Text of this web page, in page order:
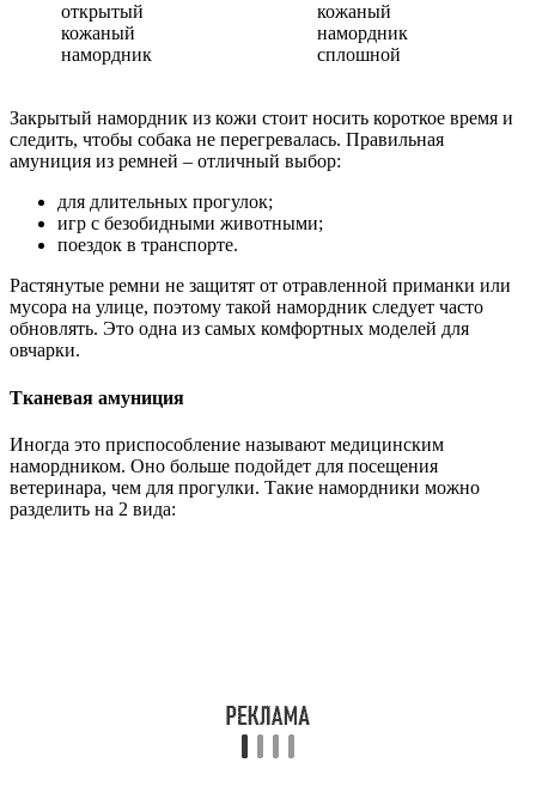
открытый
кожаный
намордник
кожаный
намордник
сплошной
Закрытый намордник из кожи стоит носить короткое время и
следить, чтобы собака не перегревалась. Правильная
амуниция из ремней – отличный выбор:
для длительных прогулок;
игр с безобидными животными;
поездок в транспорте.
Растянутые ремни не защитят от отравленной приманки или
мусора на улице, поэтому такой намордник следует часто
обновлять. Это одна из самых комфортных моделей для
овчарки.
Тканевая амуниция
Иногда это приспособление называют медицинским
намордником. Оно больше подойдет для посещения
ветеринара, чем для прогулки. Такие намордники можно
разделить на 2 вида: